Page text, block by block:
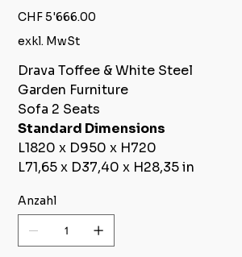
Preis
CHF 5'666.00
exkl. MwSt
Drava Toffee & White Steel
Garden Furniture
Sofa 2 Seats
Standard Dimensions
L1820 x D950 x H720
L71,65 x D37,40 x H28,35 in
Anzahl